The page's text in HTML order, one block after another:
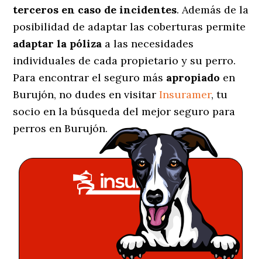
terceros en caso de incidentes. Además de la
posibilidad de adaptar las coberturas permite
adaptar la póliza a las necesidades
individuales de cada propietario y su perro.
Para encontrar el seguro más apropiado en
Burujón, no dudes en visitarInsuramer, tu
socio en la búsqueda del mejor seguro para
perros en Burujón.